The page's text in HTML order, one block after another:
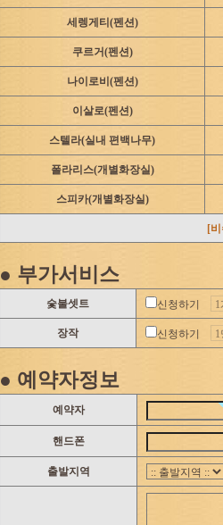
4. 대형견 또는 타인에
다.
- 오후 11시 이후의 바
니다.
- 객실 내에서 촛불, 폭
다.
* 예약취소시 환불금액
- 이용 7일전 : 90% 취
- 이용 6일전 : 90%
- 이용 5일전 : 70%
- 이용 4일전 : 50%
- 이용 3일전 : 30%
- 이용 2일전 : 20%
- 이용 1일전 : 0%
- 이용 당일 : 0%
세렝게티(펜션)
쿠르거(펜션)
나이로비(펜션)
이살로(펜션)
스텔라(실내 편백나무)
폴라리스(개별화장실)
스피카(개별화장실)
[
● 부가서비스
숯불셋트 신청하기
장작 신청하기
● 예약자정보
예약자
핸드폰
출발지역